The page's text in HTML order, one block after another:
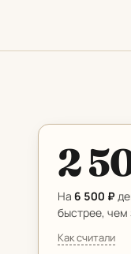
2
На6 500 ₽
быстрее, чем
Как считали